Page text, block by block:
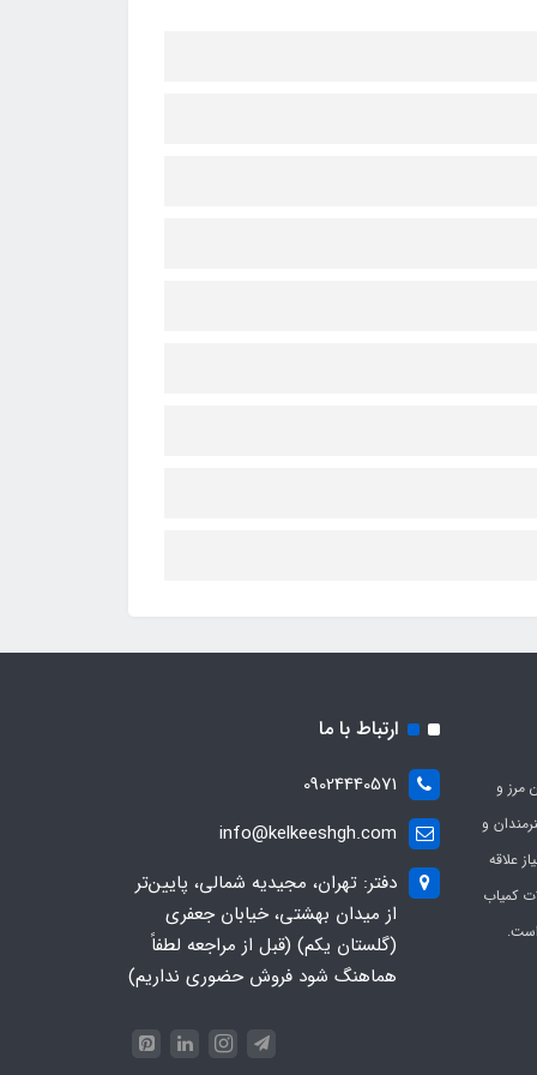
مرز و
هنرمندان و
علاقه
کمیاب
ارتباط با ما
09024440571
info@kelkeeshgh.com
دفتر: تهران، مجیدیه شمالی، پایین‌تر
از میدان بهشتی، خیابان جعفری
(گلستان یکم) (قبل از مراجعه لطفاً
هماهنگ شود فروش حضوری نداریم)